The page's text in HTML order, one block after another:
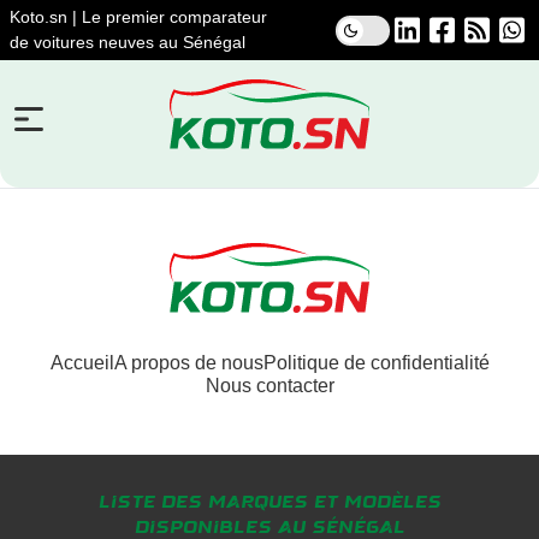
Koto.sn | Le premier comparateur
de voitures neuves au Sénégal
Accueil A propos de nousPolitique de confidentialité
Nous contacter
Liste des marques et modèles
disponibles au Sénégal